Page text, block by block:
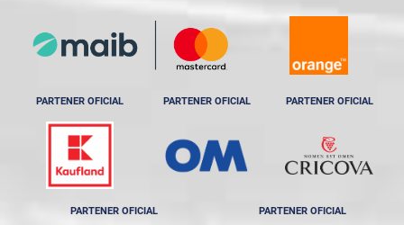
PARTENER OFICIAL PARTENER OFICIAL PARTENER OFICIAL
PARTENER OFICIAL PARTENER OFICIAL